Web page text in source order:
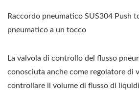
Raccordo pneumatico SUS304 Push
pneumatico a un tocco
La valvola di controllo del flusso
conosciuta anche come regolatore di
controllare il volume di flusso di liquidi